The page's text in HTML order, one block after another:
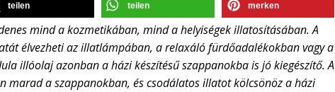
teilen teilen merken
mind a kozmetikában, mind a helyiségek illatosításában. A
élvezheti az illatlámpában, a relaxáló fürdőadalékokban vagy a
illóolaj azonban a házi készítésű szappanokba is jó kiegészítő. A
marad a szappanokban, és csodálatos illatot kölcsönöz a házi